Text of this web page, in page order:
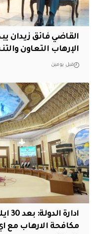
القاضي فائق زيدان
الإرهاب التعاون
قبل يومين
مكافحة الارهاب مع